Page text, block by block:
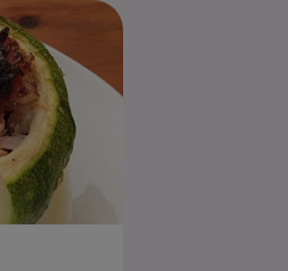
Salata austriaca de